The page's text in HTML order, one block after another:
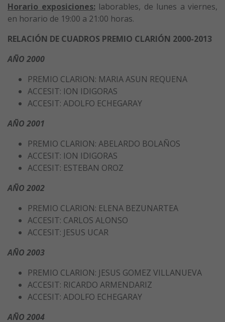
Horario exposiciones: laborables, de lunes a viernes,
en horario de 19:00 a 21:00 horas.
RELACIÓN DE CUADROS PREMIO CLARIÓN 2000-2013
AÑO 2000
PREMIO CLARION: MARIA ASUN REQUENA
ACCESIT: ION IDIGORAS
ACCESIT: ADOLFO ECHEGARAY
AÑO 2001
PREMIO CLARION: ABELARDO BOLAÑOS
ACCESIT: ION IDIGORAS
ACCESIT: ESTEBAN OROZ
AÑO 2002
PREMIO CLARION: ELENA BEZUNARTEA
ACCESIT: CARLOS ALONSO
ACCESIT: JESUS UCAR
AÑO 2003
PREMIO CLARION: JESUS GOMEZ VILLANUEVA
ACCESIT: RICARDO ARMENDARIZ
ACCESIT: ADOLFO ECHEGARAY
AÑO 2004